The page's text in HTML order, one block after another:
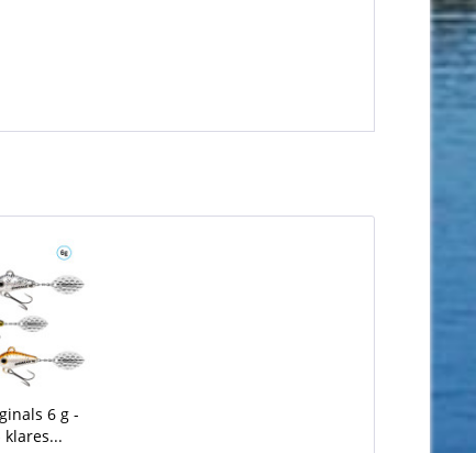
6 g -
klares...